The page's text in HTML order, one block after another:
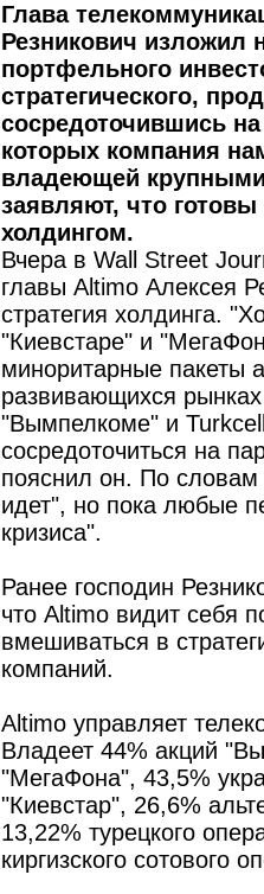
Глава
Резникович изложил
портфельного
стратегического,
сосредоточившись
которых компания
владеющей
заявляют, что
холдингом.
Вчера в Wall Street
главы Altimo Алексея
стратегия холдинга.
"Киевстаре" и
миноритарные пакеты
развивающихся
"Вымпелкоме" и
сосредоточиться на
пояснил он. По словам
идет", но пока любые
кризиса".
Ранее господин
что Altimo видит себя
вмешиваться в
компаний.
Altimo управляет
Владеет 44% акций
"МегаФона", 43,5%
"Киевстар", 26,6%
13,22% турецкого
киргизского сотового